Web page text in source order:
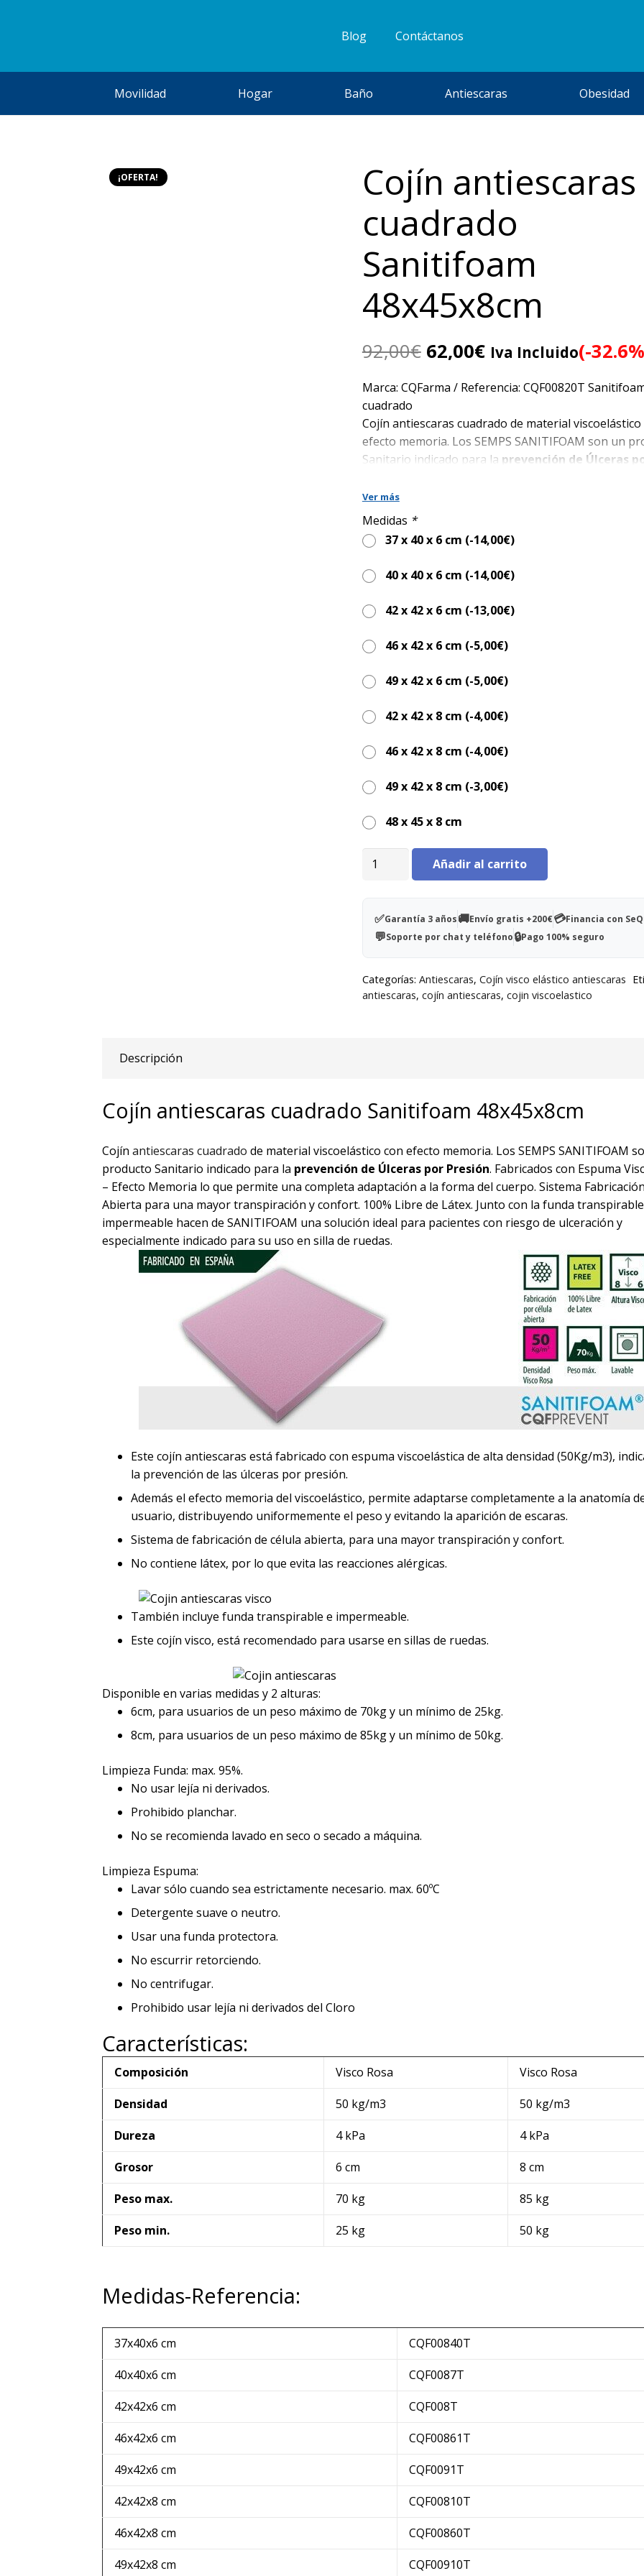
Blog Contáctanos
Movilidad Hogar Baño Antiescaras Obesidad
¡OFERTA!
Cojín antiescaras
cuadrado
Sanitifoam
48x45x8cm
92,00€ El
precio
original
92,00€.
62,00€El
actual
62,00€.
Iva Incluido(-
Marca: CQFarma / Referencia: CQF00820T
cuadrado
Cojín antiescaras cuadrado de material viscoelástico
efecto memoria. Los SEMPS SANITIFOAM son un
Sanitario indicado para la prevención de Úlceras
Fabricados con Espuma Viscoelástica
Efecto Memoria lo que permite una completa
adaptación a la forma del cuerpo.
transpiración y confort.
100% Libre de Látex.
de SANITIFOAM una solución ideal para
uso en silla de ruedas.
Ver más
Medidas *
37 x 40 x 6 cm (-14,00€)
40 x 40 x 6 cm (-14,00€)
42 x 42 x 6 cm (-13,00€)
46 x 42 x 6 cm (-5,00€)
49 x 42 x 6 cm (-5,00€)
42 x 42 x 8 cm (-4,00€)
46 x 42 x 8 cm (-4,00€)
49 x 42 x 8 cm (-3,00€)
48 x 45 x 8 cm
Cojín
antiescaras
48x45x8cm
cantidad
Añadir al carrito
✅Garantía 3 años🚚Envío gratis +200€💳Financia con
💬Soporte por chat y teléfono🔒Pago 100% seguro
Categorías: Antiescaras, Cojín visco elástico antiescaras
antiescaras, cojín antiescaras, cojin viscoelastico
Descripción
Cojín antiescaras cuadrado Sanitifoam 48x45x8cm
Cojín antiescaras cuadrado de material viscoelástico con efecto memoria. Los SEMPS SANITIFOAM
producto Sanitario indicado para la prevención de Úlceras por Presión. Fabricados con Espuma
– Efecto Memoria lo que permite una completa adaptación a la forma del cuerpo. Sistema
Abierta para una mayor transpiración y confort. 100% Libre de Látex. Junto con la funda
impermeable hacen de SANITIFOAM una solución ideal para pacientes con riesgo de ulceración y
especialmente indicado para su uso en silla de ruedas.
Este cojín antiescaras está fabricado con espuma viscoelástica de alta densidad (50Kg/m3),
la prevención de las úlceras por presión.
Además el efecto memoria del viscoelástico, permite adaptarse completamente a la anatomía
usuario, distribuyendo uniformemente el peso y evitando la aparición de escaras.
Sistema de fabricación de célula abierta, para una mayor transpiración y confort.
No contiene látex, por lo que evita las reacciones alérgicas.
También incluye funda transpirable e impermeable.
Este cojín visco, está recomendado para usarse en sillas de ruedas.
Disponible en varias medidas y 2 alturas:
6cm, para usuarios de un peso máximo de 70kg y un mínimo de 25kg.
8cm, para usuarios de un peso máximo de 85kg y un mínimo de 50kg.
Limpieza Funda: max. 95%.
No usar lejía ni derivados.
Prohibido planchar.
No se recomienda lavado en seco o secado a máquina.
Limpieza Espuma:
Lavar sólo cuando sea estrictamente necesario. max. 60ºC
Detergente suave o neutro.
Usar una funda protectora.
No escurrir retorciendo.
No centrifugar.
Prohibido usar lejía ni derivados del Cloro
Características:
Composición Visco Rosa
Visco Rosa
Densidad
50 kg/m3
50 kg/m3
Dureza
4 kPa
4 kPa
Grosor
6 cm
8 cm
Peso max.
70 kg
85 kg
Peso min.
25 kg 50 kg
Medidas-Referencia:
37x40x6 cm
CQF00840T
40x40x6 cm
CQF0087T
42x42x6 cm
CQF008T
46x42x6 cm
CQF00861T
49x42x6 cm
CQF0091T
42x42x8 cm
CQF00810T
46x42x8 cm
CQF00860T
49x42x8 cm
CQF00910T